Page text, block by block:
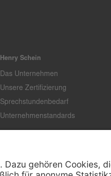
Henry Schein
Das Unternehmen
Unsere Zertifizierung
Sprechstundenbedarf
Unternehmenstandards